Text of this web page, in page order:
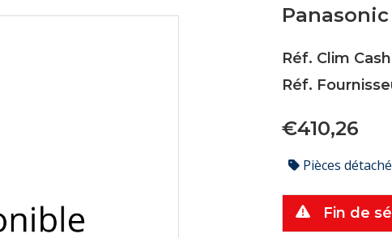
Réf. Clim
Réf.
€410,26
Pièces
Fin de